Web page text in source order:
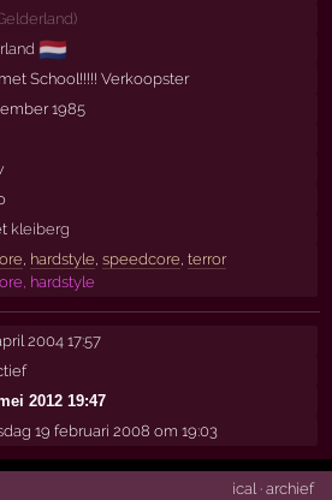
)
🇳🇱
School!!!!! Verkoopster
1985
kleiberg
, hardstyle, speedcore, terror
hardstyle
2004 17:57
2012 19:47
19 februari 2008 om 19:03
ical· archief